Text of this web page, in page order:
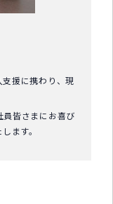
援に携わり、現
員皆さまにお喜び
ます。